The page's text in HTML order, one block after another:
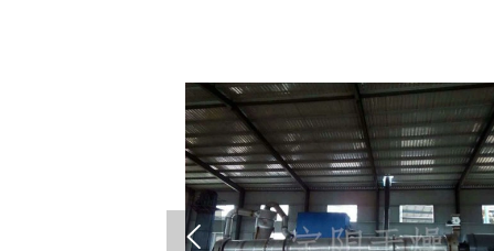
